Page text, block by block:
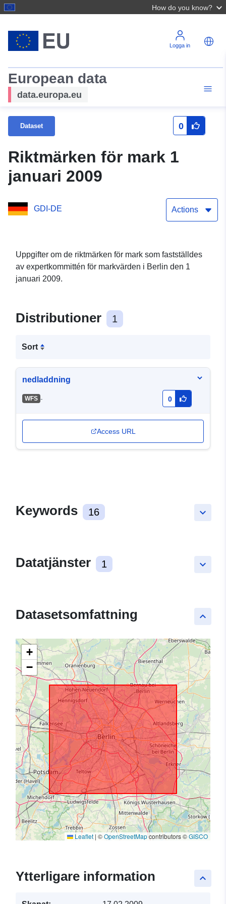
How do you know?
Logga in
European data
data.europa.eu
Dataset 0
Riktmärken för mark 1
januari 2009
GDI-DE Actions
Uppgifter om de riktmärken för mark som fastställdes
av expertkommittén för markvärden i Berlin den 1
januari 2009.
Distributioner 1
Sort
nedladdning
WFS - 0
Access URL
keyboard_arrow_down
Keywords 16
keyboard_arrow_down
Datatjänster 1
keyboard_arrow_up
Datasetsomfattning
+
−
Leaflet | ©OpenStreetMapcontributors ©GISCO
keyboard_arrow_up
Ytterligare information